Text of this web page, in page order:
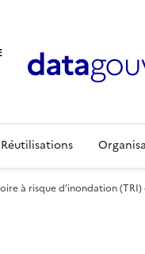
Réutilisations
à risque d’inondation